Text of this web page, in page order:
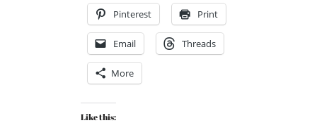
Pinterest Print
Email Threads
More
Like this: